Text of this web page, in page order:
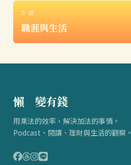
0 篇
職涯與生活
懶得 變有錢
用乘法的效率，解決加法的事情。
Podcast、閱讀、理財與生活的觀察。